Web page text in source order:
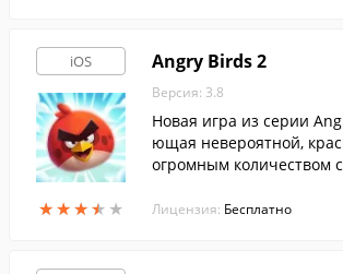
iOS
★★★★ ★
★★★★ ★
Angry Birds 2
Версия: 3.8
Новая игра из серии
ющая невероятной,
огромным количеством
и, а так же большей
Лицензия: Бесплатно